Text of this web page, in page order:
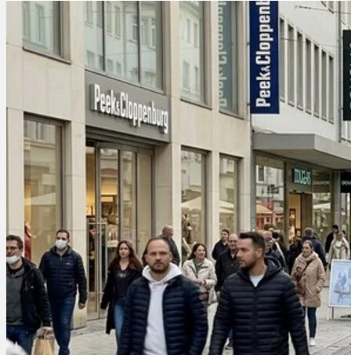
Schlafstörungen
Cannabis Ärzte
Cannabis Rezept
Cannabis Apotheke
Cannabis Wirkung
Medizinisches Cannabis